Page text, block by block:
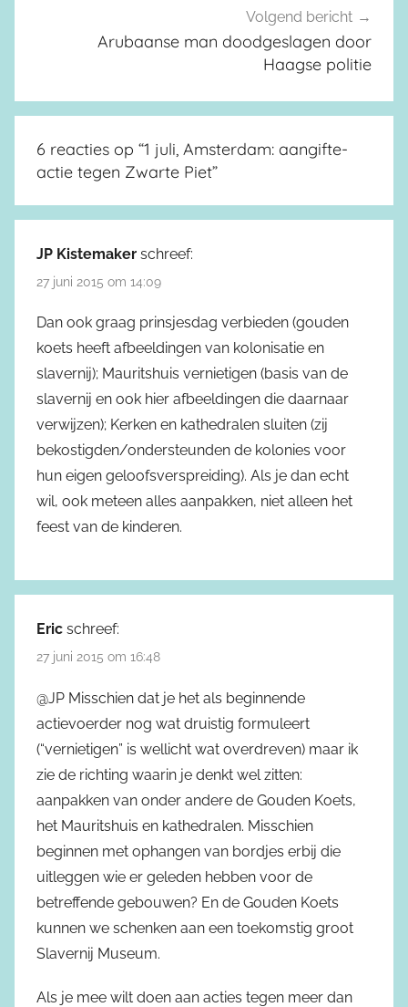
Volgend bericht
Arubaanse man doodgeslagen door
Haagse politie
6 reacties op “1 juli, Amsterdam: aangifte-
actie tegen Zwarte Piet”
JP Kistemaker schreef:
27 juni 2015 om 14:09
Dan ook graag prinsjesdag verbieden (gouden
koets heeft afbeeldingen van kolonisatie en
slavernij); Mauritshuis vernietigen (basis van de
slavernij en ook hier afbeeldingen die daarnaar
verwijzen); Kerken en kathedralen sluiten (zij
bekostigden/ondersteunden de kolonies voor
hun eigen geloofsverspreiding). Als je dan echt
wil, ook meteen alles aanpakken, niet alleen het
feest van de kinderen.
Eric schreef:
27 juni 2015 om 16:48
@JP Misschien dat je het als beginnende
actievoerder nog wat druistig formuleert
(“vernietigen” is wellicht wat overdreven) maar ik
zie de richting waarin je denkt wel zitten:
aanpakken van onder andere de Gouden Koets,
het Mauritshuis en kathedralen. Misschien
beginnen met ophangen van bordjes erbij die
uitleggen wie er geleden hebben voor de
betreffende gebouwen? En de Gouden Koets
kunnen we schenken aan een toekomstig groot
Slavernij Museum.
Als je mee wilt doen aan acties tegen meer dan